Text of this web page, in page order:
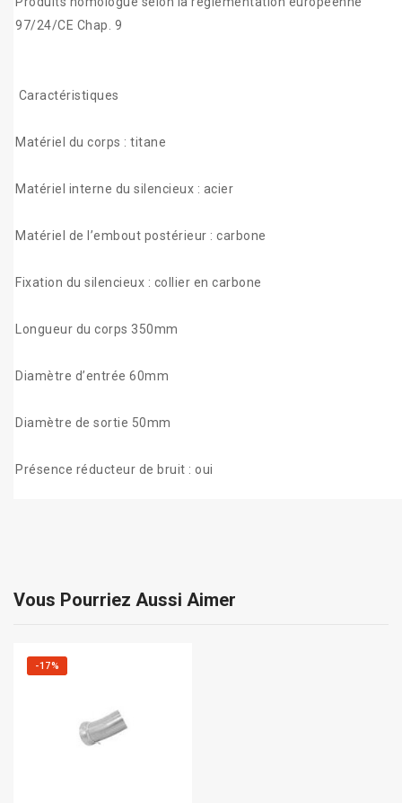
97/24/CE Chap. 9
Caractéristiques
Matériel du corps : titane
Matériel interne du silencieux : acier
Matériel de l’embout postérieur : carbone
Fixation du silencieux : collier en carbone
Longueur du corps 350mm
Diamètre d’entrée 60mm
Diamètre de sortie 50mm
Présence réducteur de bruit : oui
Vous Pourriez Aussi Aimer
-17%